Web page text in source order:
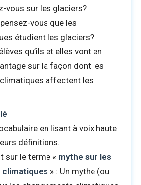
vous sur les glaciers?
vous que les
étudient les glaciers?
qu’ils et elles vont en
sur la façon dont les
affectent les
en lisant à voix haute
définitions.
sur le terme « mythe sur les
climatiques » : Un mythe (ou